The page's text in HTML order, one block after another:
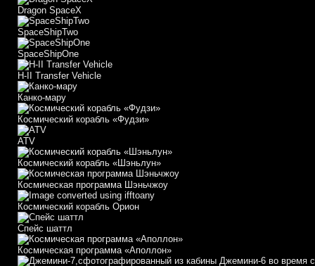
Dragon SpaceX
SpaceShipTwo
SpaceShipOne
H-II Transfer Vehicle
Канко-мару
Космический корабль «Фудзи»
АТV
Космический корабль «Шэньлун»
Космическая программа Шэньчжоу
Космический корабль Орион
Спейс шаттл
Космическая программа «Аполлон»